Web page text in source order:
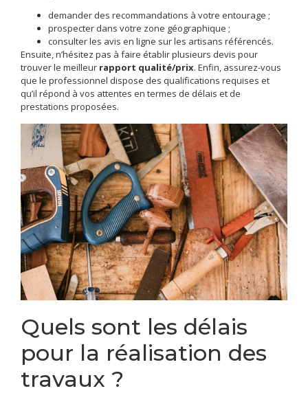
demander des recommandations à votre entourage ;
prospecter dans votre zone géographique ;
consulter les avis en ligne sur les artisans référencés.
Ensuite, n’hésitez pas à faire établir plusieurs devis pour
trouver le meilleur rapport qualité/prix. Enfin, assurez-vous
que le professionnel dispose des qualifications requises et
qu’il répond à vos attentes en termes de délais et de
prestations proposées.
Quels sont les délais
pour la réalisation des
travaux ?